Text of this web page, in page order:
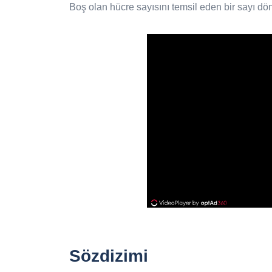
Boş olan hücre sayısını temsil eden bir sayı
Sözdizimi